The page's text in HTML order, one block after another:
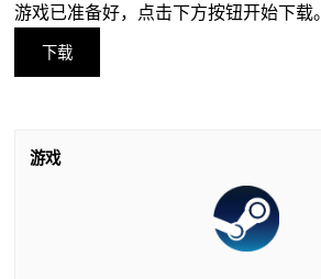
游戏已准备好，点击下方按钮开始下载。
下载
游戏